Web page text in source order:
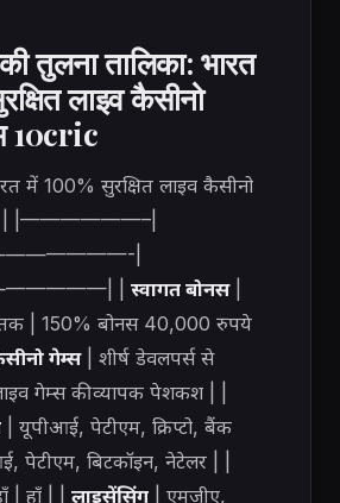
तुलना तालिका: भारत
लाइव कैसीनो
10cric
में 100% सुरक्षित लाइव कैसीनो
| |——————–|
|
| स्वागत बोनस|
| 150% बोनस 40,000 रुपये
गेम्स| शीर्ष डेवलपर्स से
गेम्स की व्यापक पेशकश | |
| यूपीआई, पेटीएम, क्रिप्टो, बैंक
पेटीएम, बिटकॉइन, नेटेलर | |
| हाँ | | लाइसेंसिंग | एमजीए,